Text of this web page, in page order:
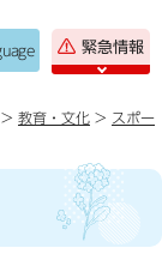
緊急情報
> 教育・文化 > スポー